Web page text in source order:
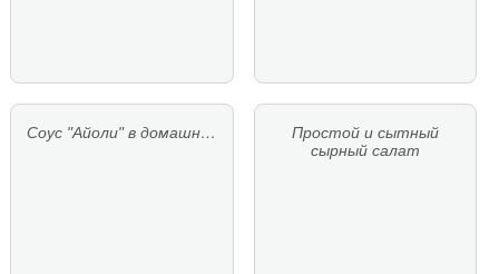
Соус "Айоли" в домашн…
Простой и сытный
сырный салат